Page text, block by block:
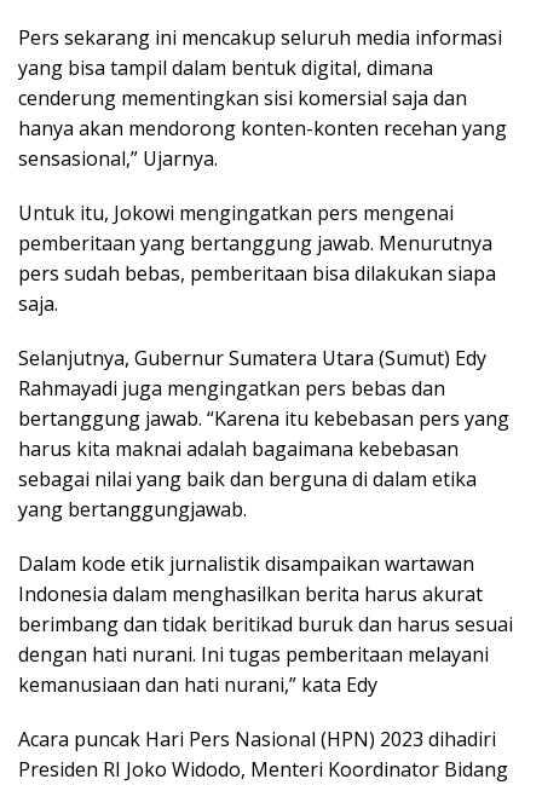
Pers sekarang ini mencakup seluruh media informasi
yang bisa tampil dalam bentuk digital, dimana
cenderung mementingkan sisi komersial saja dan
hanya akan mendorong konten-konten recehan yang
sensasional,” Ujarnya.
Untuk itu, Jokowi mengingatkan pers mengenai
pemberitaan yang bertanggung jawab. Menurutnya
pers sudah bebas, pemberitaan bisa dilakukan siapa
saja.
Selanjutnya, Gubernur Sumatera Utara (Sumut) Edy
Rahmayadi juga mengingatkan pers bebas dan
bertanggung jawab. “Karena itu kebebasan pers yang
harus kita maknai adalah bagaimana kebebasan
sebagai nilai yang baik dan berguna di dalam etika
yang bertanggungjawab.
Dalam kode etik jurnalistik disampaikan wartawan
Indonesia dalam menghasilkan berita harus akurat
berimbang dan tidak beritikad buruk dan harus sesuai
dengan hati nurani. Ini tugas pemberitaan melayani
kemanusiaan dan hati nurani,” kata Edy
Acara puncak Hari Pers Nasional (HPN) 2023 dihadiri
Presiden RI Joko Widodo, Menteri Koordinator Bidang